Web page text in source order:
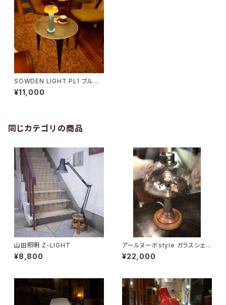
SOWDEN LIGHT PL1 ブルー
×オレンジ
¥11,000
同じカテゴリの商品
山田照明 Z-LIGHT
¥8,800
アールヌーボstyle ガラスシェ
ードランプ
¥22,000